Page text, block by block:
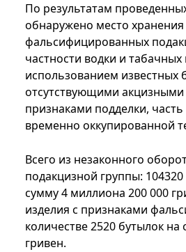
По результатам
обнаружено место хранения
фальсифицированных
частности водки и табачных
использованием известных
отсутствующими
признаками подделки,
временно оккупированной
Всего из незаконного
подакцизной группы: 104320
сумму 4 миллиона 200 000
изделия с признаками
количестве 2520 бутылок на
гривен.